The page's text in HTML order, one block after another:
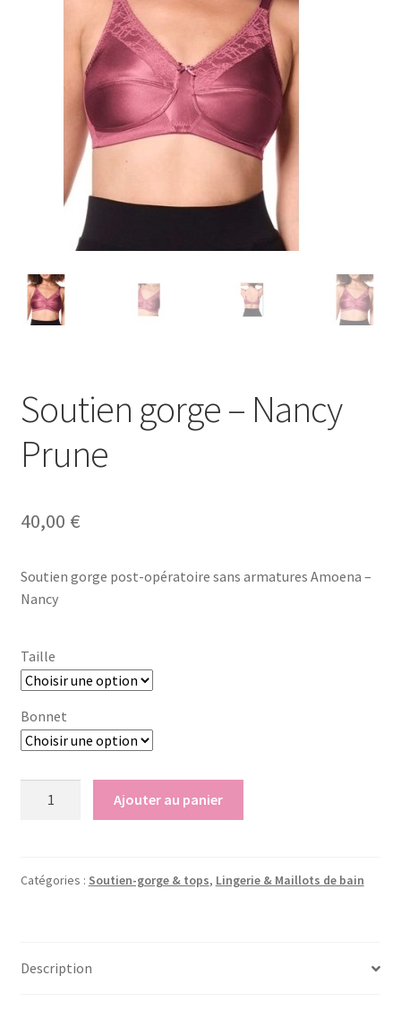
Contactez-nous
Gift Card Balance
Les conditions de prise en charge par la Sécurité Sociale
Liens utiles
Mentions légales
Mon compte
Notre raison d’être
Nous rejoindre
Page exemple Graffiti
Témoignages
Validation de la commande
Soutien gorge – Nancy
Prune
40,00 €
Soutien gorge post-opératoire sans armatures Amoena –
Nancy
Taille
Bonnet
-
Ajouter au panier
Catégories : Soutien-gorge & tops, Lingerie & Maillots de bain
Description